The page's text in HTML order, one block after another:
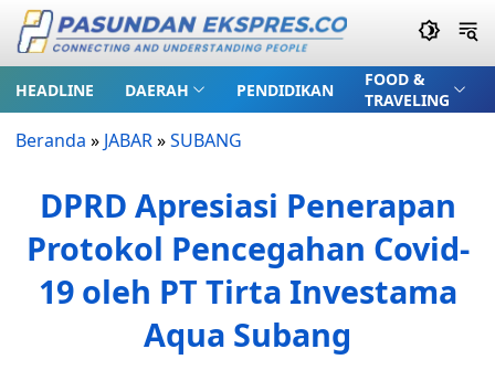
HEADLINE DAERAH PENDIDIKAN
FOOD &
TRAVELING
Beranda » JABAR»SUBANG
DPRD Apresiasi Penerapan
Protokol Pencegahan Covid-
19 oleh PT Tirta Investama
Aqua Subang